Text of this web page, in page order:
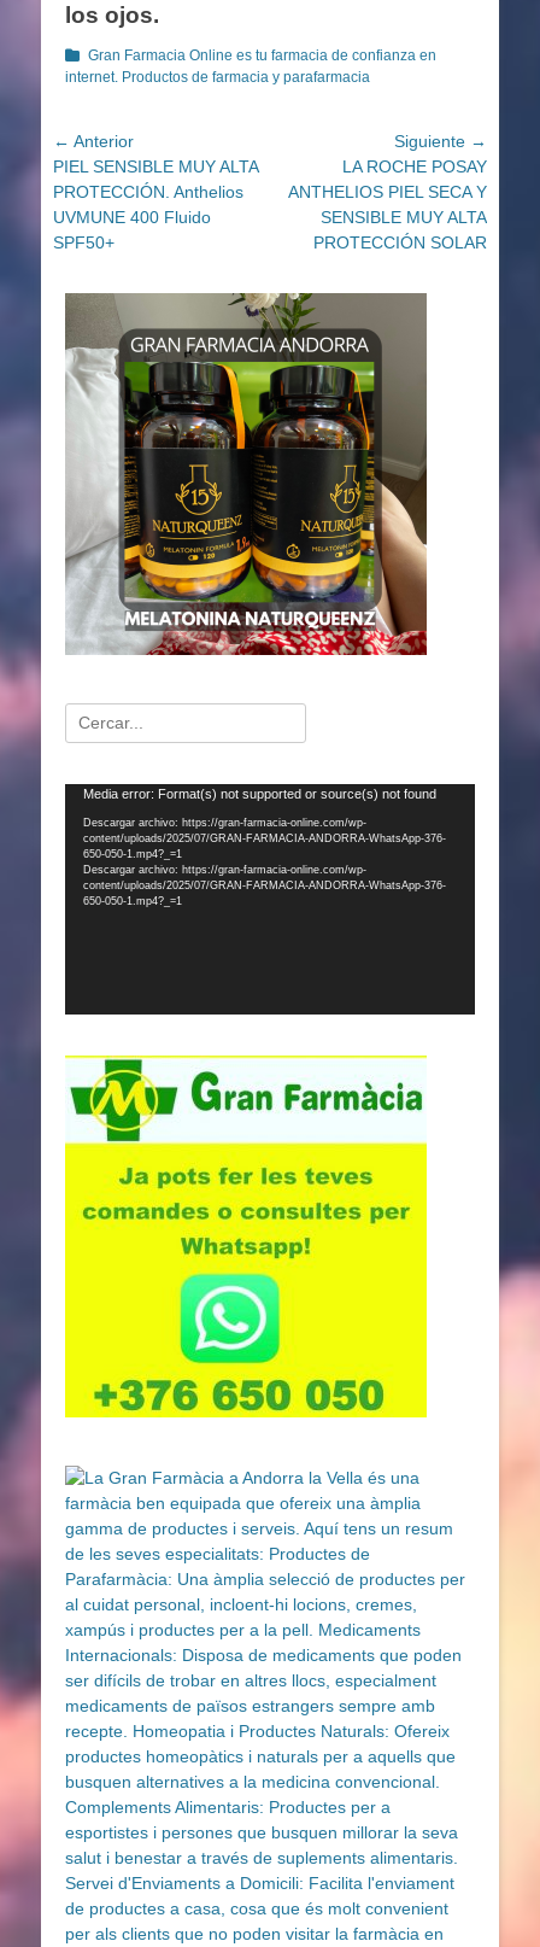
los ojos.
Categorías
Gran Farmacia Online es tu farmacia de confianza en
internet. Productos de farmacia y parafarmacia
Navegación
de
entradas
← Anterior
Entrada
anterior:
PIEL SENSIBLE MUY ALTA
PROTECCIÓN. Anthelios
UVMUNE 400 Fluido
SPF50+
Siguiente →
siguiente:
LA ROCHE POSAY
ANTHELIOS PIEL SECA Y
SENSIBLE MUY ALTA
PROTECCIÓN SOLAR
Buscar:
Reproductor
vídeo
Media error: Format(s) not supported or source(s) not found
Descargar archivo: https://gran-farmacia-online.com/wp-
content/uploads/2025/07/GRAN-FARMACIA-ANDORRA-WhatsApp-376-
650-050-1.mp4?_=1
Descargar archivo: https://gran-farmacia-online.com/wp-
content/uploads/2025/07/GRAN-FARMACIA-ANDORRA-WhatsApp-376-
650-050-1.mp4?_=1